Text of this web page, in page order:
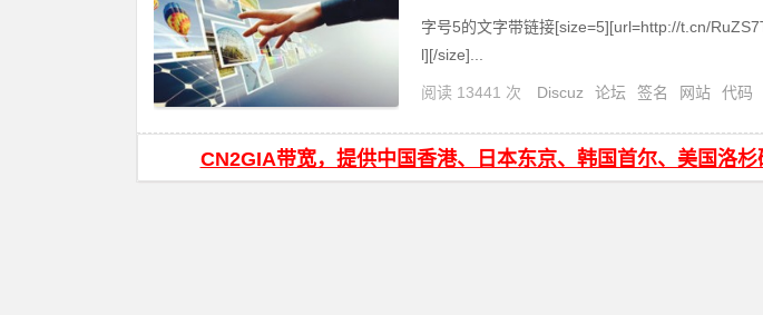
字号5的文字带链接[size=5][url=http://t.cn/
l][/size]...
阅读 13441 次 Discuz 论坛 签名 网站 代码
CN2GIA带宽，提供中国香港、日本东京、韩国首尔、美国洛